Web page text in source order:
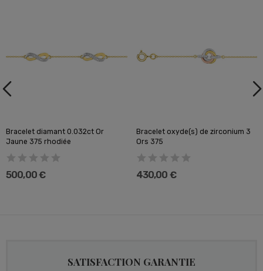
Bracelet diamant 0.032ct Or
Jaune 375 rhodiée
500,00 €
Bracelet oxyde(s) de zirconium 3
Ors 375
430,00 €
SATISFACTION GARANTIE